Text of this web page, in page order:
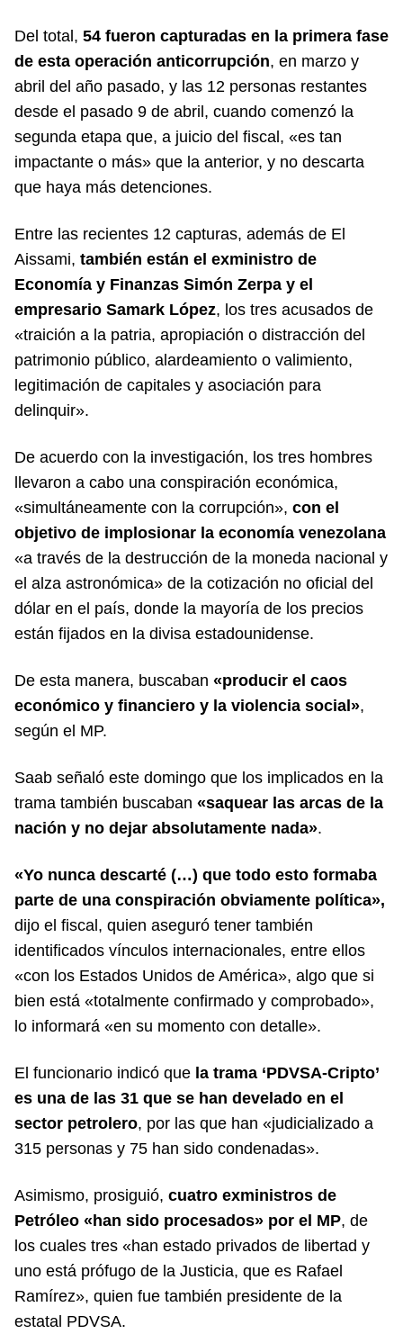
Del total, 54 fueron capturadas en la primera fase
de esta operación anticorrupción, en marzo y
abril del año pasado, y las 12 personas restantes
desde el pasado 9 de abril, cuando comenzó la
segunda etapa que, a juicio del fiscal, «es tan
impactante o más» que la anterior, y no descarta
que haya más detenciones.
Entre las recientes 12 capturas, además de El
Aissami, también están el exministro de
Economía y Finanzas Simón Zerpa y el
empresario Samark López, los tres acusados de
«traición a la patria, apropiación o distracción del
patrimonio público, alardeamiento o valimiento,
legitimación de capitales y asociación para
delinquir».
De acuerdo con la investigación, los tres hombres
llevaron a cabo una conspiración económica,
«simultáneamente con la corrupción», con el
objetivo de implosionar la economía venezolana
«a través de la destrucción de la moneda nacional y
el alza astronómica» de la cotización no oficial del
dólar en el país, donde la mayoría de los precios
están fijados en la divisa estadounidense.
De esta manera, buscaban «producir el caos
económico y financiero y la violencia social»,
según el MP.
Saab señaló este domingo que los implicados en la
trama también buscaban «saquear las arcas de la
nación y no dejar absolutamente nada».
«Yo nunca descarté (…) que todo esto formaba
parte de una conspiración obviamente política»,
dijo el fiscal, quien aseguró tener también
identificados vínculos internacionales, entre ellos
«con los Estados Unidos de América», algo que si
bien está «totalmente confirmado y comprobado»,
lo informará «en su momento con detalle».
El funcionario indicó que la trama ‘PDVSA-Cripto’
es una de las 31 que se han develado en el
sector petrolero, por las que han «judicializado a
315 personas y 75 han sido condenadas».
Asimismo, prosiguió, cuatro exministros de
Petróleo «han sido procesados» por el MP, de
los cuales tres «han estado privados de libertad y
uno está prófugo de la Justicia, que es Rafael
Ramírez», quien fue también presidente de la
estatal PDVSA.